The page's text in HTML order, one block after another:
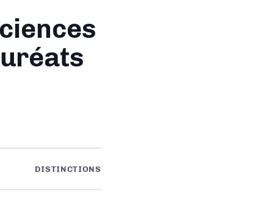
DISTINCTIONS